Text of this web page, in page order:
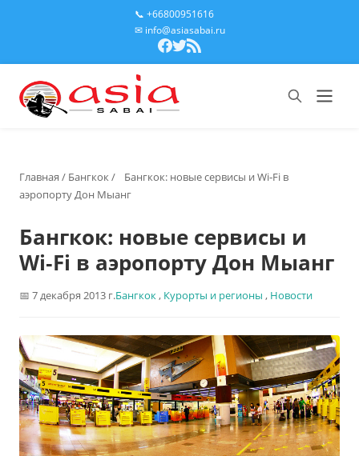
📞 +66800951616
✉ info@asiasabai.ru
Главная / Бангкок/
Бангкок: новые сервисы и Wi‑Fi в
аэропорту Дон Мыанг
Бангкок: новые сервисы и
Wi‑Fi в аэропорту Дон Мыанг
7 декабря 2013 г.Бангкок, Курорты и регионы , Новости